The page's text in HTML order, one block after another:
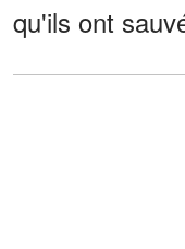
qu'ils ont